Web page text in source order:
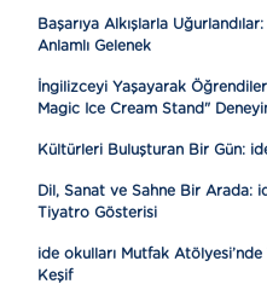
Başarıya Alkışlarla
Anlamlı Gelenek
İngilizceyi Yaşayarak
Magic Ice Cream Stand"
Kültürleri Buluşturan Bir Gün:
Dil, Sanat ve Sahne Bir Arada:
Tiyatro Gösterisi
ide okulları Mutfak
Keşif